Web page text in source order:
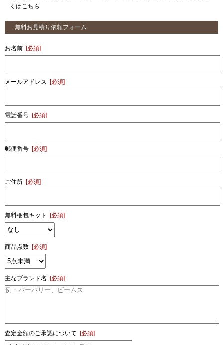
くはこちら
無料お見積り依頼フォーム
お名前 [必須]
メールアドレス [必須]
電話番号 [必須]
郵便番号 [必須]
ご住所 [必須]
無料梱包キット [必須]
商品点数 [必須]
主なブランド名 [必須]
査定金額のご承認について [必須]